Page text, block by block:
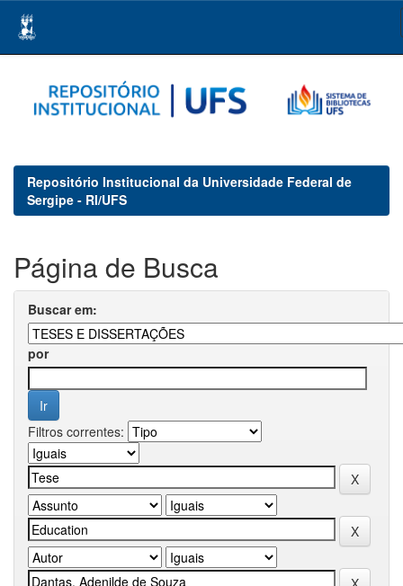
navigation
Repositório Institucional da Universidade Federal de
Sergipe - RI/UFS
Página de Busca
Buscar em:
por
Filtros correntes: